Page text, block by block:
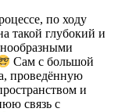
по ходу
такой глубокий и
Сам с большой
проведённую
и
связь с